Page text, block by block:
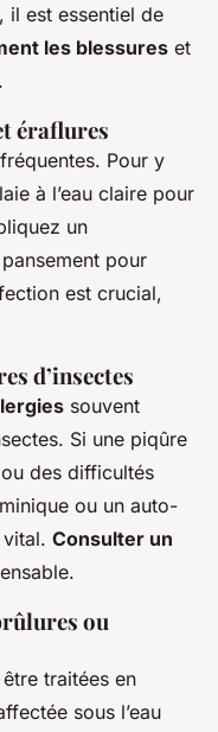
il est essentiel de
les blessures et
.
éraflures
Pour y
à l’eau claire pour
un
pour
est crucial,
d’insectes
souvent
Si une piqûre
des difficultés
ou un auto-
vital. Consulter un
ou
traitées en
sous l’eau